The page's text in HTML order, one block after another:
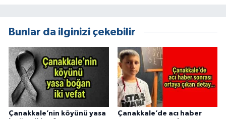
Bunlar da ilginizi çekebilir
Çanakkale’nin köyünü yasa
Çanakkale’de acı haber